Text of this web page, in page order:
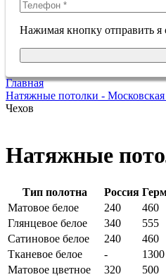
Нажимая кнопку отправить я
Главная
Натяжные потолки - Московская
Чехов
Натяжные
Тип полотна Россия
Матовое белое
240 460
Глянцевое белое
340 555
Сатиновое белое
240 460
Тканевое белое
- 1300
Матовое цветное
320 500